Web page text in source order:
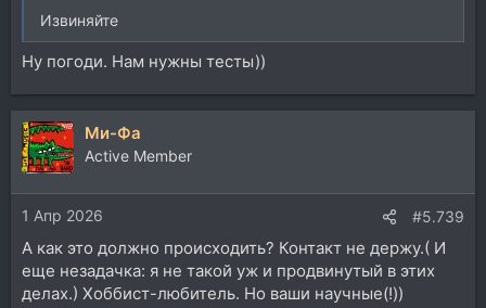
Извиняйте
Ну погоди. Нам нужны тесты))
Ми-Фа
Active Member
1 Апр 2026 #5.739
А как это должно происходить? Контакт не держу.( И
еще незадачка: я не такой уж и продвинутый в этих
делах.) Хоббист-любитель. Но ваши научные(!))